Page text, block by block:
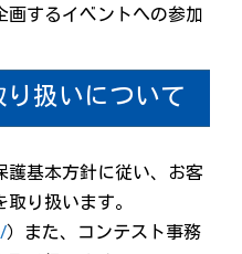
するイベントへの参加
り扱いについて
護基本方針に従い、お客
り扱います。
）また、コンテスト事務